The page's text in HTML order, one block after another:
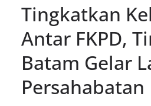
Tingkatkan
Antar FKPD,
Batam Gelar
Persahabatan